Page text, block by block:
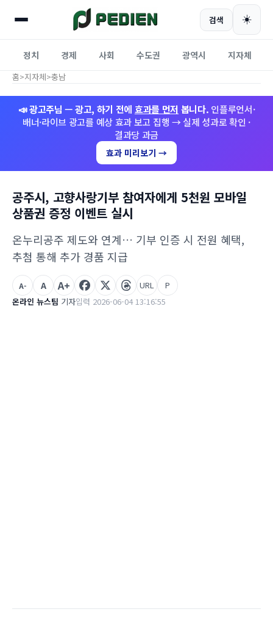
검색 ☀️
정치 경제 사회 수도권 광역시 지자체
홈>지자체>충남
📣 광고주님 — 광고, 하기 전에 효과를 먼저 봅니다. 인플루언서·
배너·라이브 광고를 예상 효과 보고 집행 → 실제 성과로 확인 ·
결과당 과금
효과 미리보기 →
공주시, 고향사랑기부 참여자에게 5천원 모바일
상품권 증정 이벤트 실시
온누리공주 제도와 연계… 기부 인증 시 전원 혜택,
추첨 통해 추가 경품 지급
온라인 뉴스팀 기자입력 2026-06-04 13:16:55
A- A A+ URL P